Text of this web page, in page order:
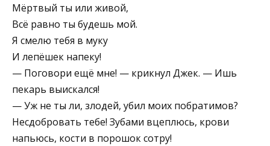
Мёртвый ты или живой,
Всё равно ты будешь мой.
Я смелю тебя в муку
И лепёшек напеку!
— Поговори ещё мне! — крикнул Джек. — Ишь
пекарь выискался!
— Уж не ты ли, злодей, убил моих побратимов?
Несдобровать тебе! Зубами вцеплюсь, крови
напьюсь, кости в порошок сотру!